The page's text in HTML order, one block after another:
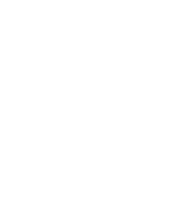
atividades físicas e